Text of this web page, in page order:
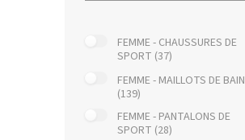
FEMME - CHAUSSURES DE
SPORT (37)
FEMME - MAILLOTS DE BAIN
(139)
FEMME - PANTALONS DE
SPORT (28)